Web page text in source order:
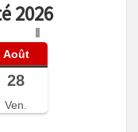
2026
Août
28
Ven.